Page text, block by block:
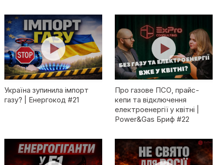
Україна зупинила імпорт
газу? | Енергокод #21
Про газове ПСО, прайс-
кепи та відключення
електроенергії у квітні |
Power&Gas Бриф #22